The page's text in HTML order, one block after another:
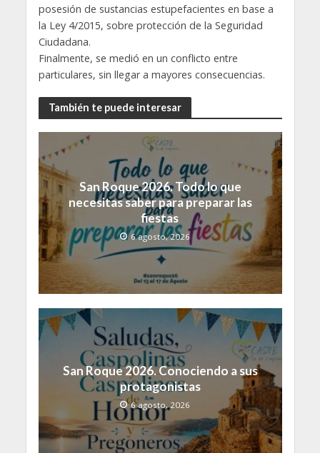
posesión de sustancias estupefacientes en base a
la Ley 4/2015, sobre protección de la Seguridad
Ciudadana.
Finalmente, se medió en un conflicto entre
particulares, sin llegar a mayores consecuencias.
También te puede interesar
San Roque 2026. Todo lo que
necesitas saber para preparar las
fiestas
6 agosto, 2026
San Roque 2026. Conociendo a sus
protagonistas
6 agosto, 2026